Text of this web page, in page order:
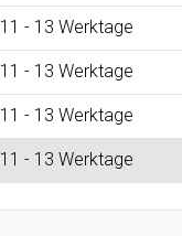
11 - 13 Werktage
11 - 13 Werktage
11 - 13 Werktage
11 - 13 Werktage